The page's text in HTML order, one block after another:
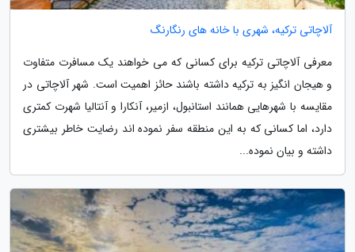
آلاچاتی ترکیه، شهری با خانه های رنگارنگ
معرفی آلاچاتی ترکیه برای کسانی که می خواهند یک مسافرت متفاوت
و هیجان انگیز به ترکیه داشته باشند حائز اهمیت است. شهر آلاچاتی در
مقایسه با شهرهایی همانند استانبول، ازمیر، آنکارا و آنتالیا شهرت کمتری
دارد، اما کسانی که به این منطقه سفر نموده اند رضایت خاطر بیشتری
داشته و بیان نموده...